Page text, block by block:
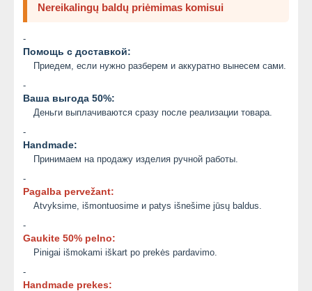
Nereikalingų baldų priėmimas komisui
-
Помощь с доставкой:
Приедем, если нужно разберем и аккуратно вынесем сами.
-
Ваша выгода 50%:
Деньги выплачиваются сразу после реализации товара.
-
Handmade:
Принимаем на продажу изделия ручной работы.
-
Pagalba pervežant:
Atvyksime, išmontuosime и patys išnešime jūsų baldus.
-
Gaukite 50% pelno:
Pinigai išmokami iškart po prekės pardavimo.
-
Handmade prekes: